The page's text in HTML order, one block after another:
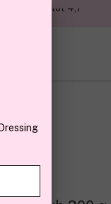
– Trustpilot 4,7